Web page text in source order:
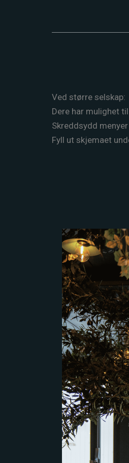
Ved større selskap:
Dere har mulighet
Skreddsydd
Fyll ut skjemaet